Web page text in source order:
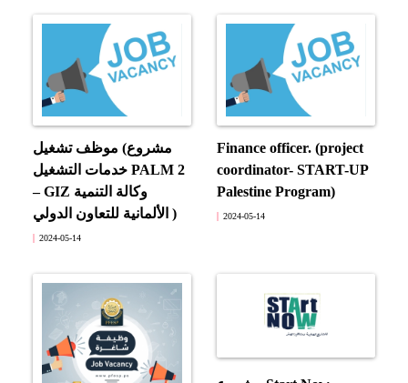
موظف تشغيل (مشروع
خدمات التشغيل PALM 2
– GIZ وكالة التنمية
الألمانية للتعاون الدولي )
2024-05-14
Finance officer. (project
coordinator- START-UP
Palestine Program)
2024-05-14